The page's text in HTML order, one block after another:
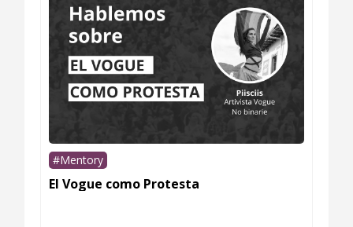
#Mentory
El Vogue como Protesta